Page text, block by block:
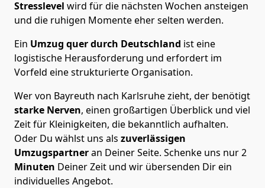
Stresslevel wird für die nächsten Wochen ansteigen
und die ruhigen Momente eher selten werden.
Ein Umzug quer durch Deutschland ist eine
logistische Herausforderung und erfordert im
Vorfeld eine strukturierte Organisation.
Wer von Bayreuth nach Karlsruhe zieht, der benötigt
starke Nerven, einen großartigen Überblick und viel
Zeit für Kleinigkeiten, die bekanntlich aufhalten.
Oder Du wählst uns als zuverlässigen
Umzugspartneran Deiner Seite. Schenke uns nur2
Minuten Deiner Zeit und wir übersenden Dir ein
individuelles Angebot.